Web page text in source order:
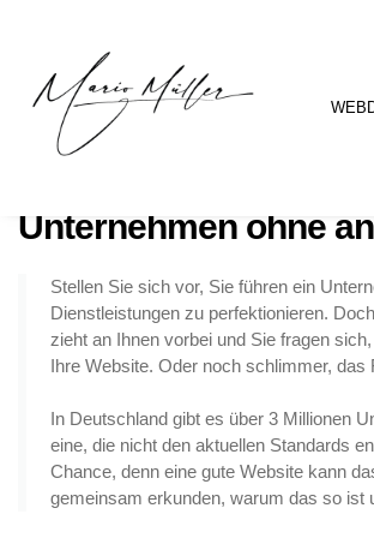
Unternehmen ohne
Stellen Sie sich vor, Sie führen ein
Dienstleistungen zu perfektionieren.
zieht an Ihnen vorbei und Sie fragen
Ihre Website. Oder noch schlimmer, das
In Deutschland gibt es über 3 Millionen
eine, die nicht den aktuellen Standards
Chance, denn eine gute Website kann
gemeinsam erkunden, warum das so ist